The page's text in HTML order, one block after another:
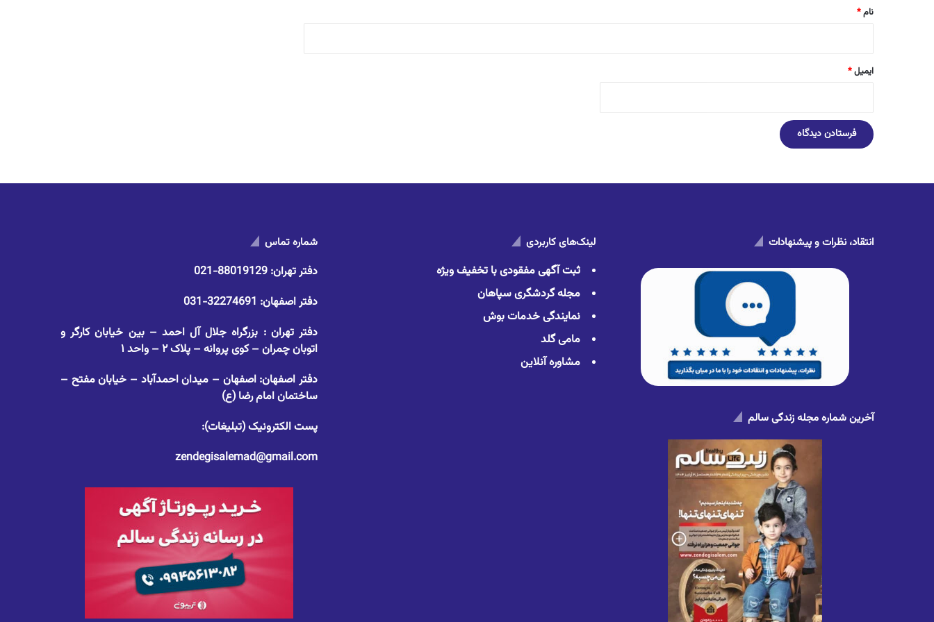
نام*
ایمیل*
انتقاد، نظرات و پیشنهادات
آخرین شماره مجله زندگی سالم
لینک‌های کاربردی
ثبت آگهی مفقودی با تخفیف ویژه
مجله گردشگری سپاهان
نمایندگی خدمات بوش
مامی گلد
مشاوره آنلاین
شماره تماس
دفتر تهران: 88019129-021
دفتر اصفهان: 32274691-031
دفتر تهران : بزرگراه جلال آل احمد – بین خیابان کارگر و
اتوبان چمران – کوی پروانه – پلاک ۲ – واحد ۱
دفتر اصفهان: اصفهان – میدان احمدآباد – خیابان مفتح –
ساختمان امام رضا (ع)
پست الکترونیک (تبلیغات):
zendegisalemad@gmail.com